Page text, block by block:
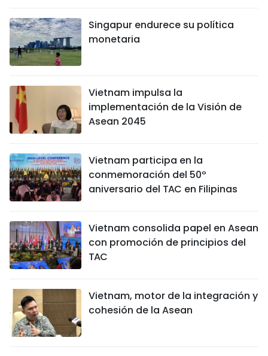
Singapur endurece su política
monetaria
Vietnam impulsa la
implementación de la Visión de
Asean 2045
Vietnam participa en la
conmemoración del 50º
aniversario del TAC en Filipinas
Vietnam consolida papel en Asean
con promoción de principios del
TAC
Vietnam, motor de la integración y
cohesión de la Asean